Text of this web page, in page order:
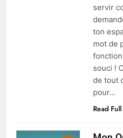
servir
ton
mot de
souci !
de tout
pour…
Read